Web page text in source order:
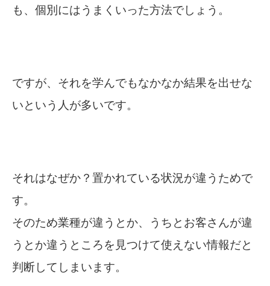
も、個別にはうまくいった方法でしょう。
ですが、それを学んでもなかなか結果を出せな
いという人が多いです。
それはなぜか？置かれている状況が違うためで
す。
そのため業種が違うとか、うちとお客さんが違
うとか違うところを見つけて使えない情報だと
判断してしまいます。